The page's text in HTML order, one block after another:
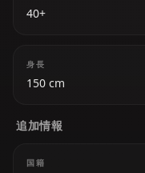
40+
身長
150 cm
追加情報
国籍